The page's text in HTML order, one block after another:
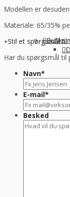
Modellen er
Materiale: 65/35%
Stil et spørgsmål til
Har du spørgsmål
Navn*
E-mail*
Besked